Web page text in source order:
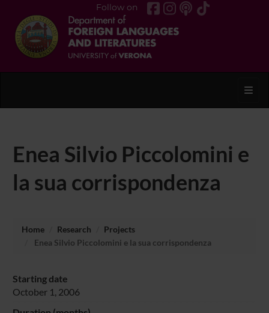
Follow on
Enea Silvio Piccolomini e
la sua corrispondenza
Home Research
Projects
Enea Silvio Piccolomini e la sua corrispondenza
Starting date
October 1, 2006